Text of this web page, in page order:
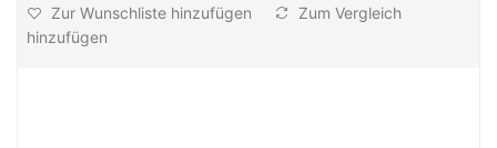
Zur Wunschliste hinzufügen
Zum Vergleich
hinzufügen